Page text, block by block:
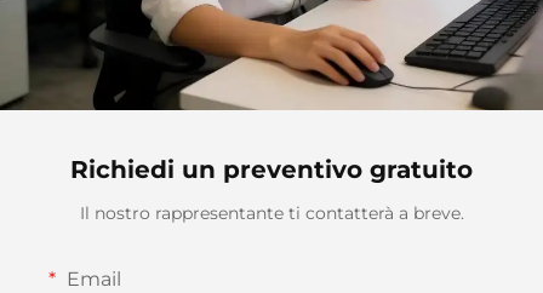
Richiedi un preventivo gratuito
Il nostro rappresentante ti contatterà a breve.
Email